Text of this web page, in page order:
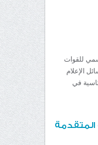
للقوات
الإعلام
في
المتقدمة